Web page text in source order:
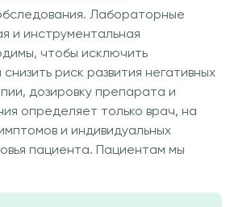
Лабораторные
и инструментальная
чтобы исключить
риск развития негативных
дозировку препарата и
определяет только врач, на
и индивидуальных
пациента. Пациентам мы